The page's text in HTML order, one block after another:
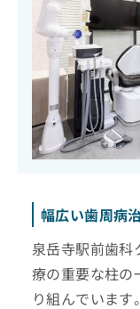
幅広い歯周病
泉岳寺駅前歯科
療の重要な柱の
り組んでいます。